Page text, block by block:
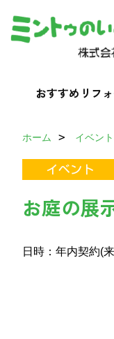
おすすめリフ
ホーム イベン
お庭の展
日時：年内契約(